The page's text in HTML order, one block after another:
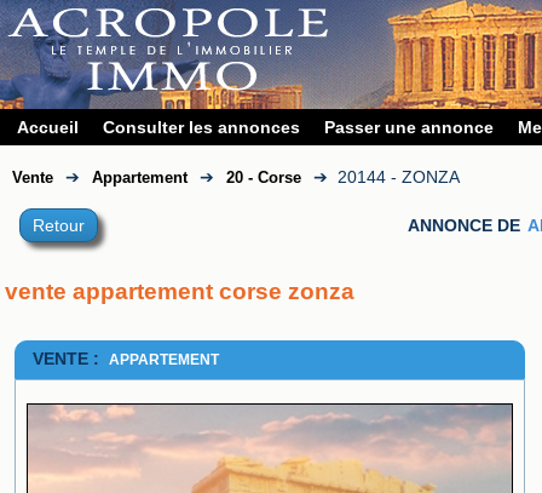
Accueil Consulter les annonces Passer une annonce
Vente ➔ Appartement ➔ 20 - Corse ➔ 20144 - ZONZA
Retour ANNONCE DE
vente appartement corse zonza
VENTE : APPARTEMENT